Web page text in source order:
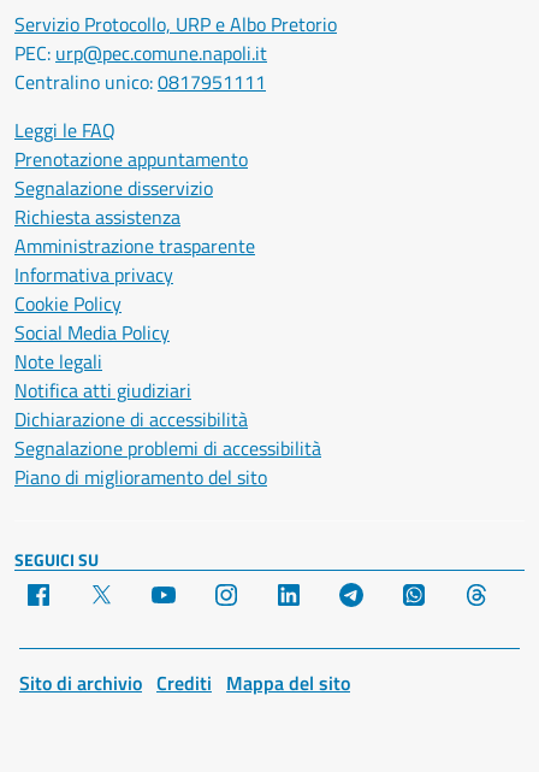
Servizio Protocollo, URP e Albo Pretorio
PEC: urp@pec.comune.napoli.it
Centralino unico:0817951111
Leggi le FAQ
Prenotazione appuntamento
Segnalazione disservizio
Richiesta assistenza
Amministrazione trasparente
Informativa privacy
Cookie Policy
Social Media Policy
Note legali
Notifica atti giudiziari
Dichiarazione di accessibilità
Segnalazione problemi di accessibilità
Piano di miglioramento del sito
SEGUICI SU
Facebook YouTube Instagram LinkedIn Telegram WhatsApp
Sito di archivio Crediti Mappa del sito